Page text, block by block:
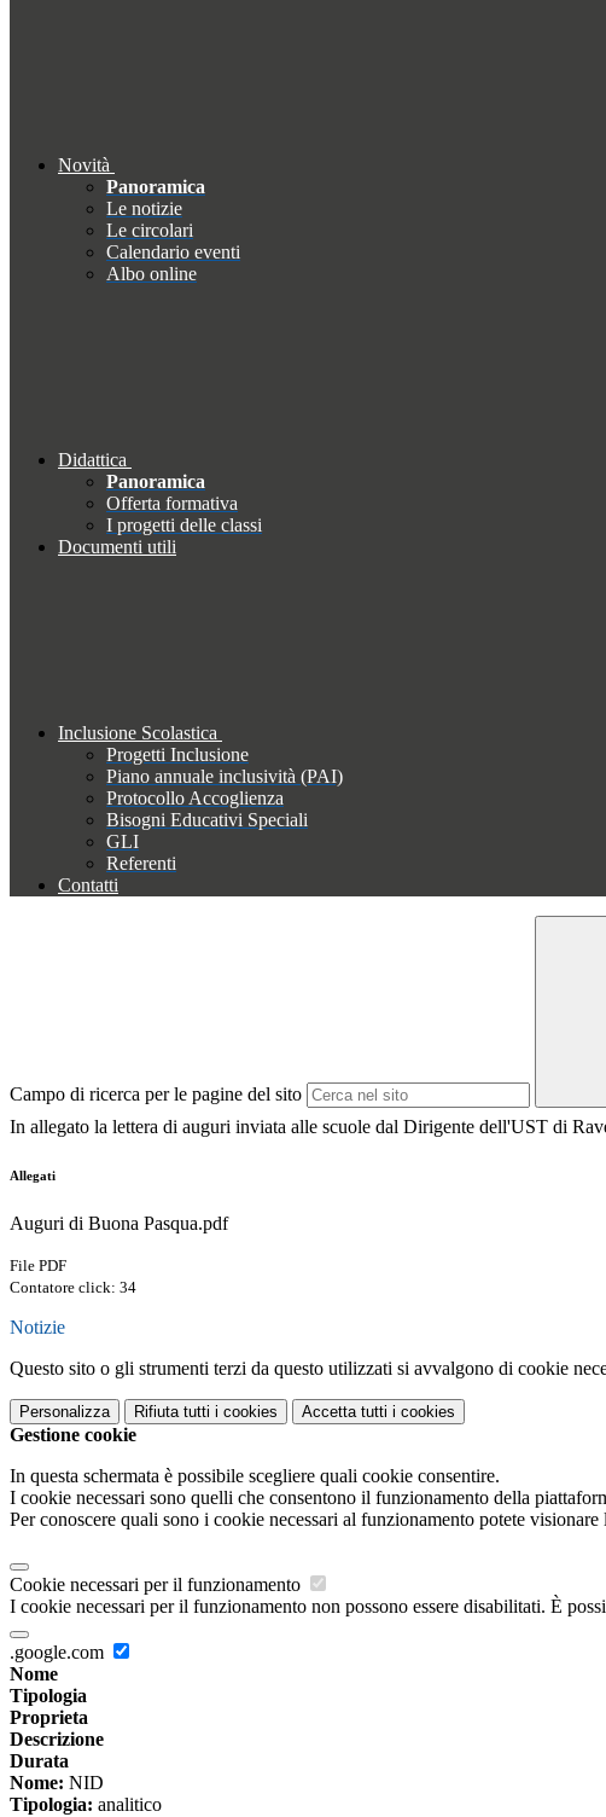
Novità
Panoramica
Le notizie
Le circolari
Calendario eventi
Albo online
Didattica
Panoramica
Offerta formativa
I progetti delle classi
Documenti utili
Inclusione Scolastica
Progetti Inclusione
Piano annuale inclusività (PAI)
Protocollo Accoglienza
Bisogni Educativi Speciali
GLI
Referenti
Contatti
Campo di ricerca per le pagine del sito
In allegato la lettera di auguri inviata alle scuole dal Dirigente dell'UST di
Allegati
Auguri di Buona Pasqua.pdf
File PDF
Contatore click: 34
Notizie
Questo sito o gli strumenti terzi da questo utilizzati si avvalgono di cookie
Personalizza Rifiuta tutti i cookies Accetta tutti i cookies
Gestione cookie
In questa schermata è possibile scegliere quali cookie consentire.
I cookie necessari sono quelli che consentono il funzionamento della
Per conoscere quali sono i cookie necessari al funzionamento potete visionare
Cookie necessari per il funzionamento
I cookie necessari per il funzionamento non possono essere disabilitati. È
.google.com
Nome
Tipologia
Proprieta
Descrizione
Durata
Nome: NID
Tipologia: analitico